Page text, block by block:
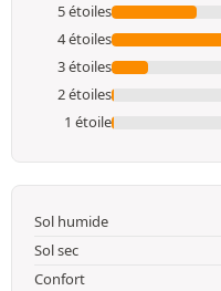
5 étoiles
4 étoiles
3 étoiles
2 étoiles
1 étoile
Sol humide
Sol sec
Confort